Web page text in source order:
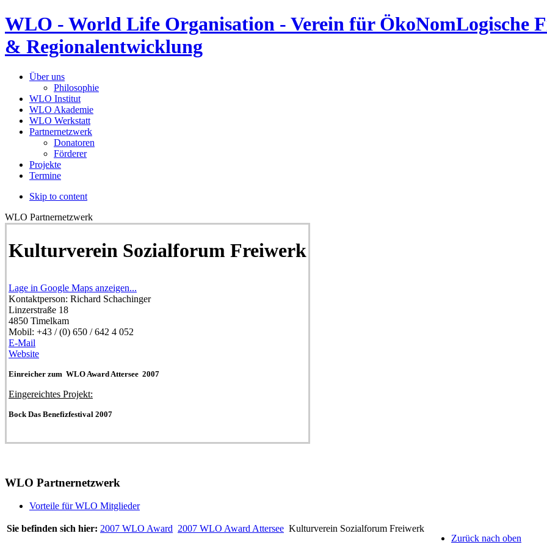
WLO - World Life Organisation - Verein für ÖkoNomLogische
& Regionalentwicklung
Über uns
Philosophie
WLO Institut
WLO Akademie
WLO Werkstatt
Partnernetzwerk
Donatoren
Förderer
Projekte
Termine
Skip to content
WLO Partnernetzwerk
Kulturverein Sozialforum Freiwerk
Lage in Google Maps anzeigen...
Kontaktperson: Richard Schachinger
Linzerstraße 18
4850 Timelkam
Mobil: +43 / (0) 650 / 642 4 052
E-Mail
Website
Einreicher zum WLO Award Attersee 2007
Eingereichtes Projekt:
Bock Das Benefizfestival 2007
WLO Partnernetzwerk
Vorteile für WLO Mitglieder
Sie befinden sich hier: 2007 WLO Award 2007 WLO Award Attersee Kulturverein Sozialforum Freiwerk
Zurück nach oben